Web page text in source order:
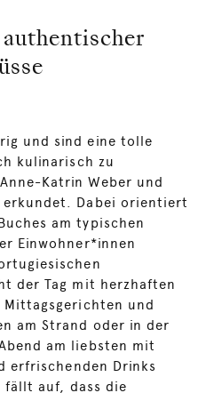
und sind eine tolle
kulinarisch zu
Katrin Weber und
erkundet. Dabei orientiert
am typischen
Einwohner*innen
der Tag mit herzhaften
und
am Strand oder in der
am liebsten mit
erfrischenden Drinks
fällt auf, dass die